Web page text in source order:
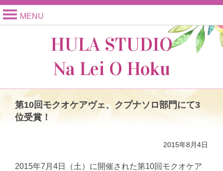
MENU
HULA STUDIO
Na Lei O Hoku
第10回モクオケアヴェ、クプナソロ部門にて3
位受賞！
2015年8月4日
2015年7月4日（土）に開催された第10回モクオケア